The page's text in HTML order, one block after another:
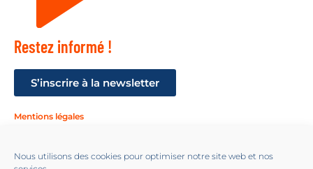
Nous utilisons des cookies pour optimiser notre site web et nos
Restez informé !
S’inscrire à la newsletter
Mentions légales
Suivez-nous !